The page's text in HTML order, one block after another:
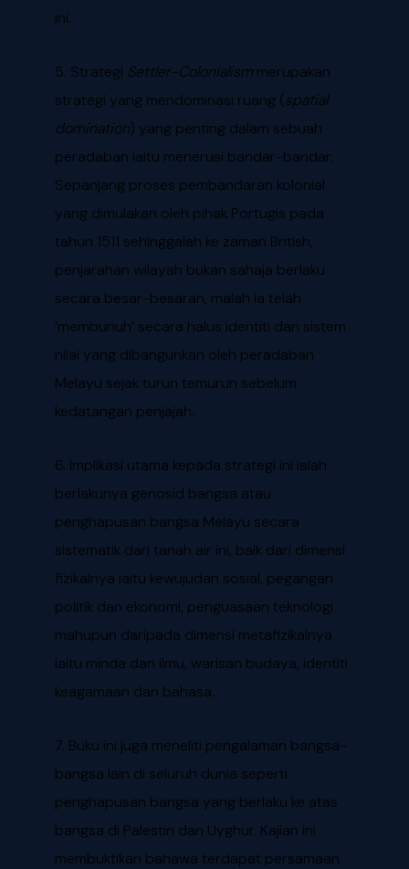
ini.
5. Strategi Settler-Colonialism merupakan
strategi yang mendominasi ruang (spatial
domination) yang penting dalam sebuah
peradaban iaitu menerusi bandar-bandar.
Sepanjang proses pembandaran kolonial
yang dimulakan oleh pihak Portugis pada
tahun 1511 sehinggalah ke zaman British,
penjarahan wilayah bukan sahaja berlaku
secara besar-besaran, malah ia telah
‘membunuh’ secara halus identiti dan sistem
nilai yang dibangunkan oleh peradaban
Melayu sejak turun temurun sebelum
kedatangan penjajah.
6. Implikasi utama kepada strategi ini ialah
berlakunya genosid bangsa atau
penghapusan bangsa Melayu secara
sistematik dari tanah air ini, baik dari dimensi
fizikalnya iaitu kewujudan sosial, pegangan
politik dan ekonomi, penguasaan teknologi
mahupun daripada dimensi metafizikalnya
iaitu minda dan ilmu, warisan budaya, identiti
keagamaan dan bahasa.
7. Buku ini juga meneliti pengalaman bangsa-
bangsa lain di seluruh dunia seperti
penghapusan bangsa yang berlaku ke atas
bangsa di Palestin dan Uyghur. Kajian ini
membuktikan bahawa terdapat persamaan